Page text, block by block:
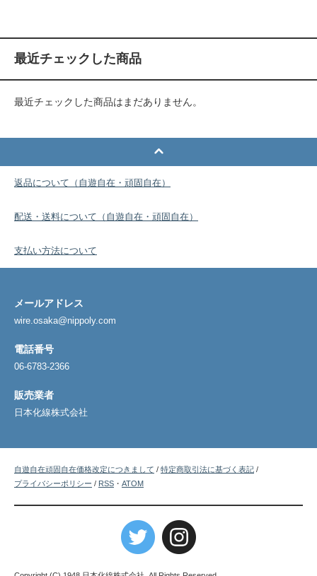
最近チェックした商品
最近チェックした商品はまだありません。
返品について（自遊自在・頑固自在）
配送・送料について（自遊自在・頑固自在）
支払い方法について
メールアドレス
wire.osaka@nippoly.com
電話番号
06-6783-2366
販売業者
日本化線株式会社
自遊自在頑固自在価格改定につきまして / 特定商取引法に基づく表記 /
プライバシーポリシー / RSS ・ ATOM